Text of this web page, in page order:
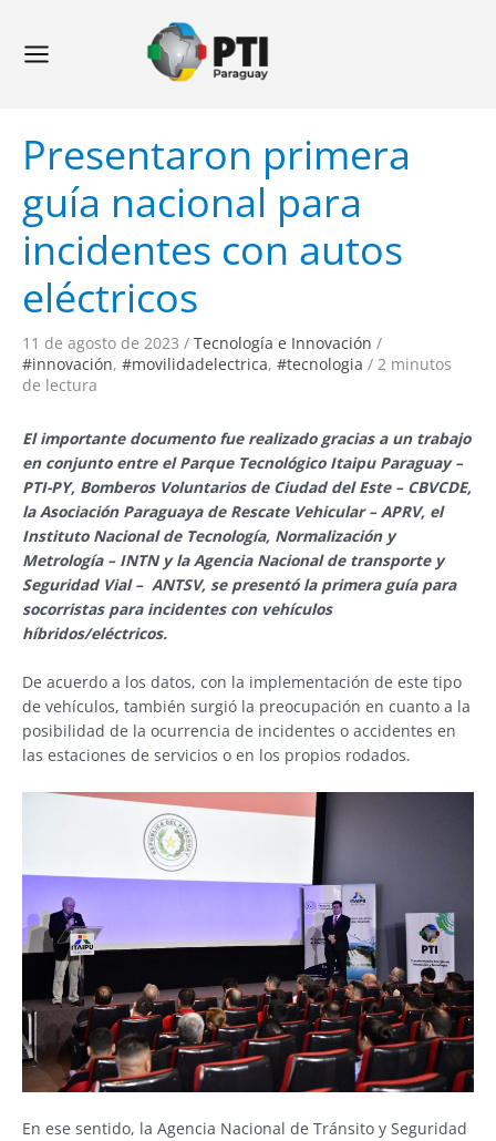
contenido
Menu
Presentaron primera
guía nacional para
incidentes con autos
eléctricos
11 de agosto de 2023 / Tecnología e Innovación /
#innovación, #movilidadelectrica, #tecnologia / 2 minutos
de lectura
El importante documento fue realizado gracias a un trabajo
en conjunto entre el Parque Tecnológico Itaipu Paraguay –
PTI-PY, Bomberos Voluntarios de Ciudad del Este – CBVCDE,
la Asociación Paraguaya de Rescate Vehicular – APRV, el
Instituto Nacional de Tecnología, Normalización y
Metrología – INTN y la Agencia Nacional de transporte y
Seguridad Vial – ANTSV, se presentó la primera guía para
socorristas para incidentes con vehículos
híbridos/eléctricos.
De acuerdo a los datos, con la implementación de este tipo
de vehículos, también surgió la preocupación en cuanto a la
posibilidad de la ocurrencia de incidentes o accidentes en
las estaciones de servicios o en los propios rodados.
En ese sentido, la Agencia Nacional de Tránsito y Seguridad
entradas